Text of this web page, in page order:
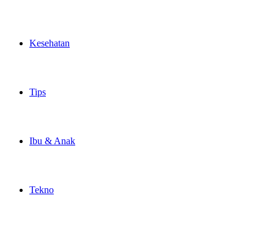
Kesehatan
Tips
Ibu & Anak
Tekno